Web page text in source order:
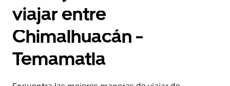
viajar entre
Chimalhuacán -
Temamatla